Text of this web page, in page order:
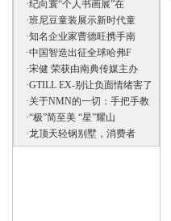
·纪向寰“个人书画展”在
·班尼豆童装展示新时代童
·知名企业家曹德旺携手南
·中国智造出征全球哈弗F
·宋健 荣获由南典传媒主办
·GTILL EX-别让负面情绪害了
·关于NMN的一切：手把手教
·“极”简至美 “星”耀山
·龙顶天轻钢别墅，消费者